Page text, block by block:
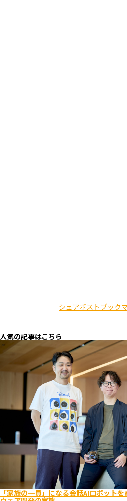
シェアポストブック
人気の記事はこちら
「家族の一員」になる会話AIロボット